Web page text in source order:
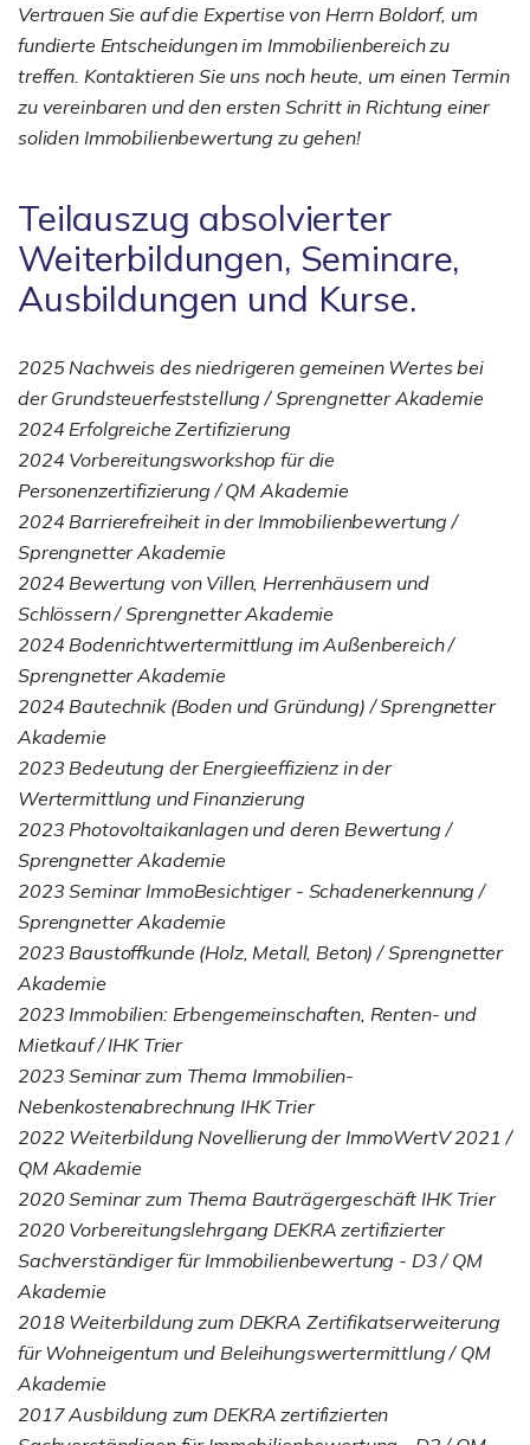
Vertrauen Sie auf die Expertise von Herrn Boldorf, um
fundierte Entscheidungen im Immobilienbereich zu
treffen. Kontaktieren Sie uns noch heute, um einen Termin
zu vereinbaren und den ersten Schritt in Richtung einer
soliden Immobilienbewertung zu gehen!
Teilauszug absolvierter
Weiterbildungen, Seminare,
Ausbildungen und Kurse.
2025 Nachweis des niedrigeren gemeinen Wertes bei
der Grundsteuerfeststellung / Sprengnetter Akademie
2024 Erfolgreiche Zertifizierung
2024 Vorbereitungsworkshop für die
Personenzertifizierung / QM Akademie
2024 Barrierefreiheit in der Immobilienbewertung /
Sprengnetter Akademie
2024 Bewertung von Villen, Herrenhäusern und
Schlössern / Sprengnetter Akademie
2024 Bodenrichtwertermittlung im Außenbereich /
Sprengnetter Akademie
2024 Bautechnik (Boden und Gründung) / Sprengnetter
Akademie
2023 Bedeutung der Energieeffizienz in der
Wertermittlung und Finanzierung
2023 Photovoltaikanlagen und deren Bewertung /
Sprengnetter Akademie
2023 Seminar ImmoBesichtiger - Schadenerkennung /
Sprengnetter Akademie
2023 Baustoffkunde (Holz, Metall, Beton) / Sprengnetter
Akademie
2023 Immobilien: Erbengemeinschaften, Renten- und
Mietkauf / IHK Trier
2023 Seminar zum Thema Immobilien-
Nebenkostenabrechnung IHK Trier
2022 Weiterbildung Novellierung der ImmoWertV 2021 /
QM Akademie
2020 Seminar zum Thema Bauträgergeschäft IHK Trier
2020 Vorbereitungslehrgang DEKRA zertifizierter
Sachverständiger für Immobilienbewertung - D3 / QM
Akademie
2018 Weiterbildung zum DEKRA Zertifikatserweiterung
für Wohneigentum und Beleihungswertermittlung / QM
Akademie
2017 Ausbildung zum DEKRA zertifizierten